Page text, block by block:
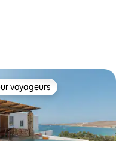
voyageurs
voyageurs